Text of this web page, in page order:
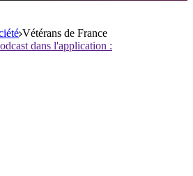
Vétérans de France
dans l'application :